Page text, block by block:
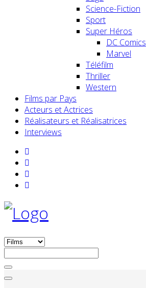
Science-Fiction
Sport
Super Héros
DC Comics
Marvel
Téléfilm
Thriller
Western
Films par Pays
Acteurs et Actrices
Réalisateurs et Réalisatrices
Interviews